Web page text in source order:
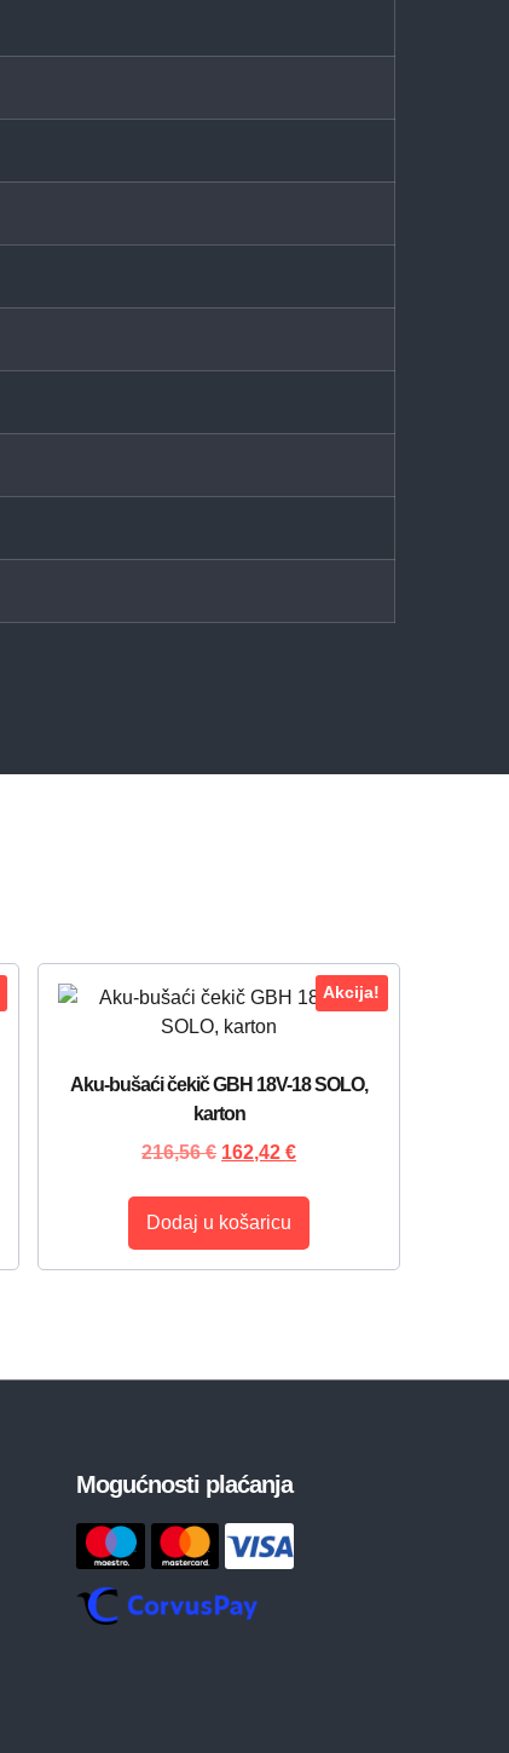
Akcija!
Aku-bušaći čekič GBH 18V-18 SOLO,
karton
216,56€ 162,42€
Dodaj u košaricu
Mogućnosti plaćanja